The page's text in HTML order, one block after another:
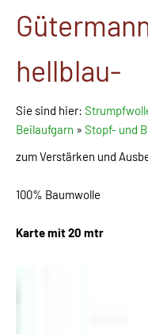
hellblau-
Sie sind hier:
Beilaufgarn » Stopf- und
zum Verstärken und
100% Baumwolle
Karte mit 20 mtr